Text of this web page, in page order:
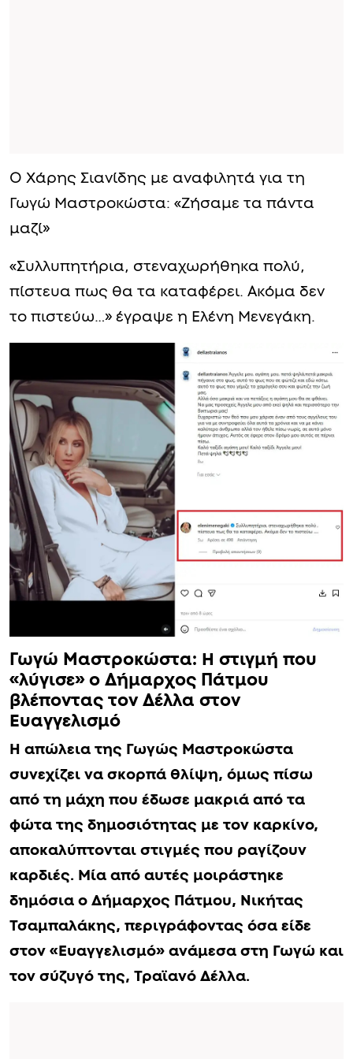
Ο Χάρης Σιανίδης με αναφιλητά για τη
«Συλλυπητήρια, στεναχωρήθηκα πολύ,
πίστευα πως θα τα καταφέρει. Ακόμα δεν
το πιστεύω…» έγραψε η Ελένη Μενεγάκη.
Γωγώ Μαστροκώστα: Η στιγμή που
«λύγισε» ο Δήμαρχος Πάτμου
βλέποντας τον Δέλλα στον
Ευαγγελισμό
Η απώλεια της Γωγώς Μαστροκώστα
συνεχίζει να σκορπά θλίψη, όμως πίσω
από τη μάχη που έδωσε μακριά από τα
φώτα της δημοσιότητας με τον καρκίνο,
αποκαλύπτονται στιγμές που ραγίζουν